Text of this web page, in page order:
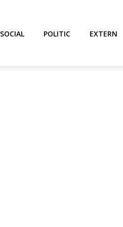
SOCIAL POLITIC EXTERN